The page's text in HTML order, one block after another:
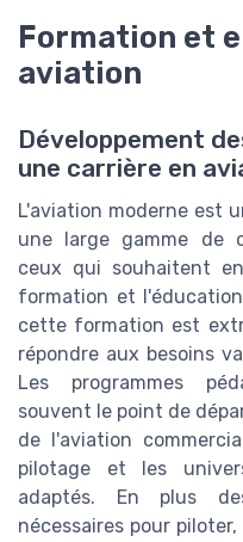
Formation et
aviation
Développement
une carrière en
L'aviation moderne est
une large gamme de
ceux qui souhaitent
formation et
cette formation est
répondre aux besoins
Les programmes
souvent le point de
de l'aviation
pilotage et les
adaptés. En plus
nécessaires pour